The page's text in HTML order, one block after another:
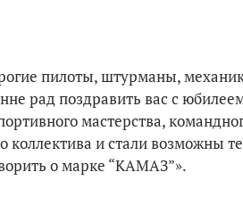
пилоты, штурманы,
рад поздравить вас с
мастерства,
коллектива и стали возможны те
о марке “КАМАЗ”».